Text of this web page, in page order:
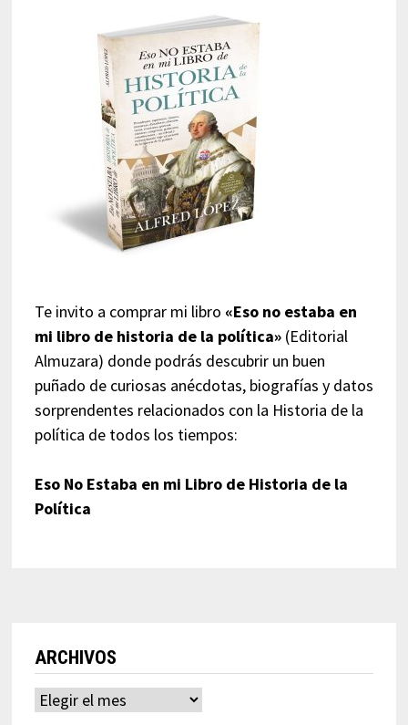
Te invito a comprar mi libro «Eso no estaba en
mi libro de historia de la política»(Editorial
Almuzara) donde podrás descubrir un buen
puñado de curiosas anécdotas, biografías y datos
sorprendentes relacionados con la Historia de la
política de todos los tiempos:
Eso No Estaba en mi Libro de Historia de la
Política
ARCHIVOS
Archivos